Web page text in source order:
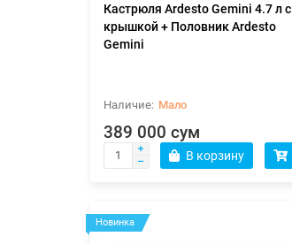
Кастрюля Ardesto Gemini 4.7 л с
крышкой + Половник Ardesto
Gemini
Мало
389 000 сум
В корзину
Новинка